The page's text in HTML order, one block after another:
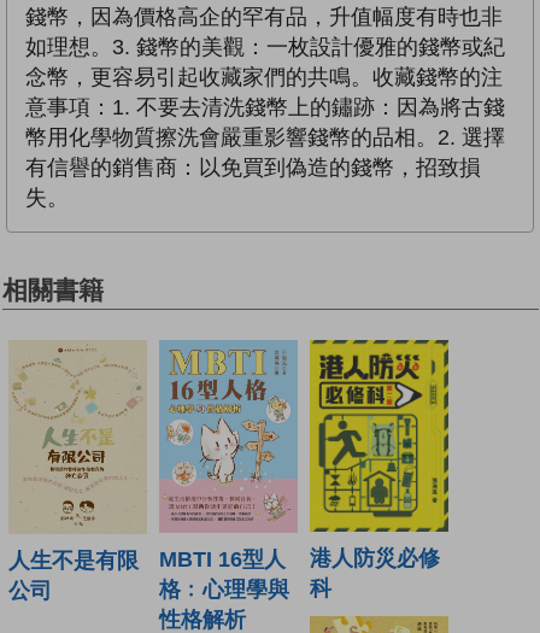
錢幣，因為價格高企的罕有品，升值幅度有時也非
如理想。3. 錢幣的美觀：一枚設計優雅的錢幣或紀
念幣，更容易引起收藏家們的共鳴。收藏錢幣的注
意事項：1. 不要去清洗錢幣上的鏽跡：因為將古錢
幣用化學物質擦洗會嚴重影響錢幣的品相。2. 選擇
有信譽的銷售商：以免買到偽造的錢幣，招致損
失。
相關書籍
人生不是有限
公司
MBTI 16型人
格﹕心理學與
性格解析
港人防災必修
科